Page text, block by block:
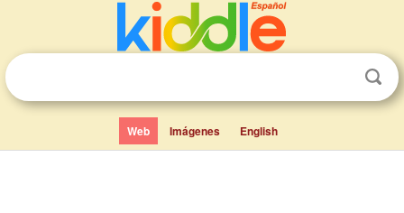
Web Imágenes English